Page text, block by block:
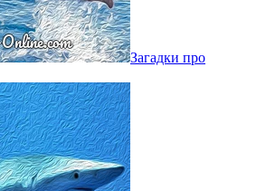
Загадки про